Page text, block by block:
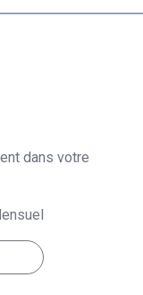
dans votre